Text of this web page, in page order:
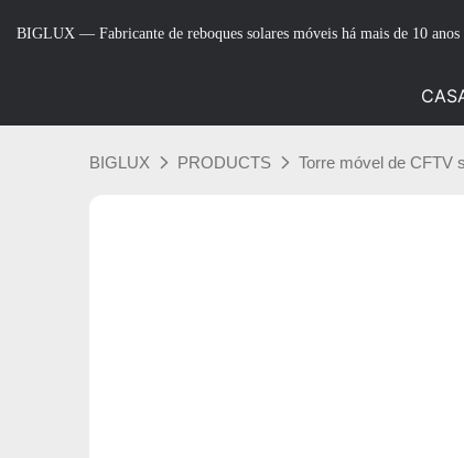
BIGLUX — Fabricante de reboques solares móveis há mais de 10 anos
BIGLUX PRODUCTS Torre móvel de CFTV